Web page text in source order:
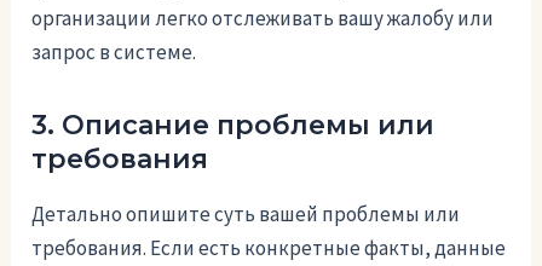
организации легко отслеживать вашу жалобу или
запрос в системе.
3. Описание проблемы или
требования
Детально опишите суть вашей проблемы или
требования. Если есть конкретные факты, данные